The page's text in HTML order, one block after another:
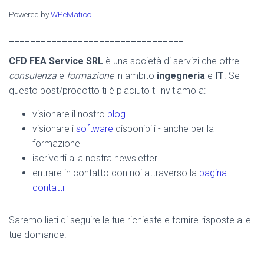
Powered byWPeMatico
CFD FEA Service SRL è una società di servizi che offre
consulenza e formazionein ambito ingegneria e IT. Se
questo post/prodotto ti è piaciuto ti invitiamo a:
visionare il nostro blog
visionare i software disponibili - anche per la
formazione
iscriverti alla nostra newsletter
entrare in contatto con noi attraverso la pagina
contatti
Saremo lieti di seguire le tue richieste e fornire risposte alle
tue domande.